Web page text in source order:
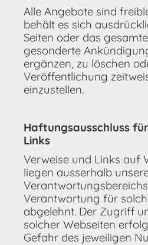
Alle Angebote sind
behält es sich
Seiten oder das
gesonderte
ergänzen, zu löschen
Veröffentlichung
einzustellen.
Haftungsausschluss
Links
Verweise und Links auf
liegen ausserhalb
Verantwortung für
abgelehnt. Der Zugriff
solcher Webseiten
Gefahr des jeweiligen